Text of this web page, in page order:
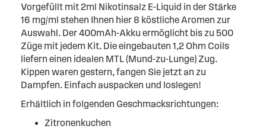
Vorgefüllt mit 2ml Nikotinsalz E-Liquid in der Stärke
16 mg/ml stehen Ihnen hier 8 köstliche Aromen zur
Auswahl. Der 400mAh-Akku ermöglicht bis zu 500
Züge mit jedem Kit. Die eingebauten 1,2 Ohm Coils
liefern einen idealen MTL (Mund-zu-Lunge) Zug.
Kippen waren gestern, fangen Sie jetzt an zu
Dampfen. Einfach auspacken und loslegen!
Erhältlich in folgenden Geschmacksrichtungen:
Zitronenkuchen